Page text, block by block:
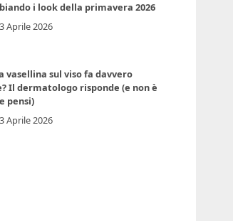
i look della primavera 2026
Aprile 2026
vasellina sul viso fa davvero
Il dermatologo risponde (e non è
pensi)
Aprile 2026